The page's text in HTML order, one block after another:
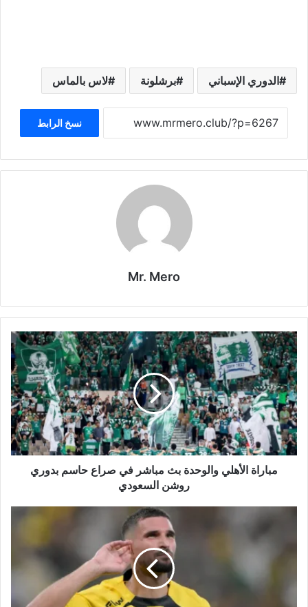
الدوري الإسباني برشلونة لاس بالماس
نسخ الرابط
Mr. Mero
مباراة
الأهلي
والوحدة
بث
مباشر
في
صراع
حاسم
بدوري
روشنمباراة الأهلي والوحدة بث مباشر في صراع حاسم بدوري
روشن السعودي